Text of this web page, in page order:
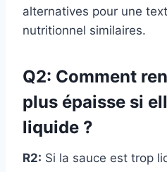
alternatives pour une
nutritionnel similaires.
Q2: Comment
plus épaisse si
liquide ?
R2: Si la sauce est trop